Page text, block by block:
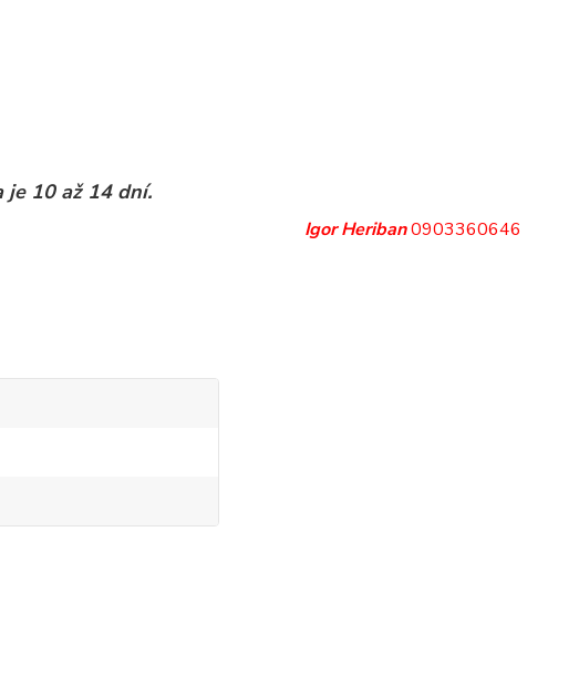
je 10 až 14 dní.
Igor Heriban0903360646